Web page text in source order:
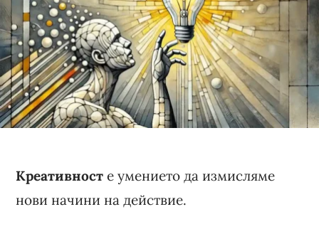
Креативност е умението да измисляме
нови начини на действие.